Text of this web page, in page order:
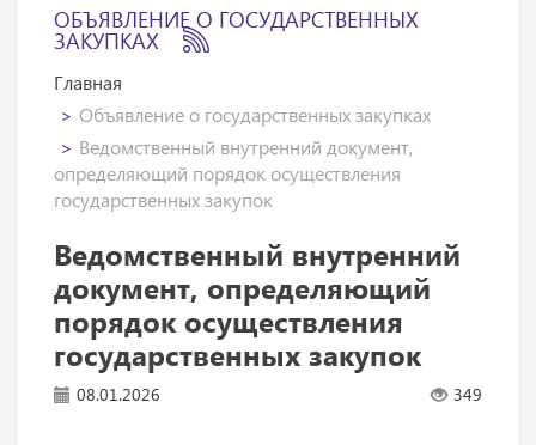
ОБЪЯВЛЕНИЕ О ГОСУДАРСТВЕННЫХ
ЗАКУПКАХ
Главная
Объявление о государственных закупках
Ведомственный внутренний документ,
определяющий порядок осуществления
государственных закупок
Ведомственный внутренний
документ, определяющий
порядок осуществления
государственных закупок
08.01.2026 349